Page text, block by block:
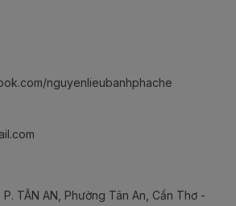
nguyenlieubanhphache
TÂN AN, Phường Tân An, Cần Thơ -